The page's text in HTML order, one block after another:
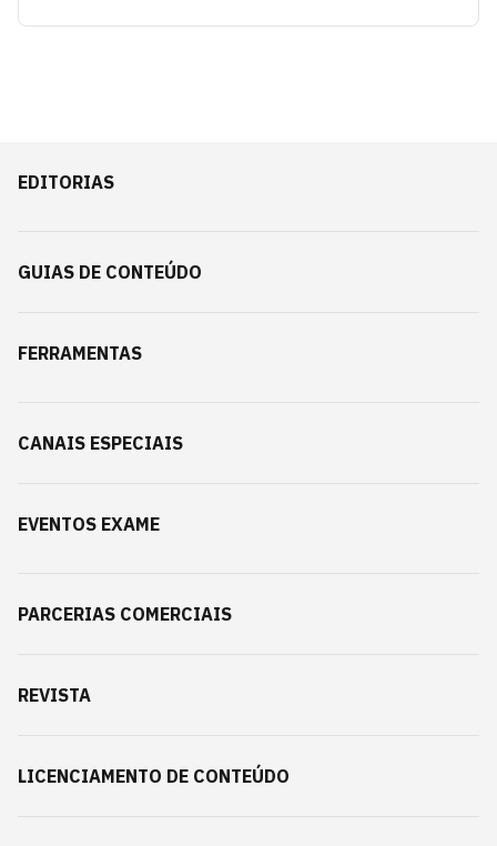
EDITORIAS
GUIAS DE CONTEÚDO
FERRAMENTAS
CANAIS ESPECIAIS
EVENTOS EXAME
PARCERIAS COMERCIAIS
REVISTA
LICENCIAMENTO DE CONTEÚDO